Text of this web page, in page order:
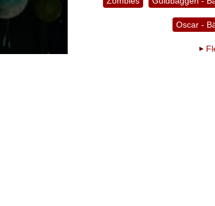
Oscar -